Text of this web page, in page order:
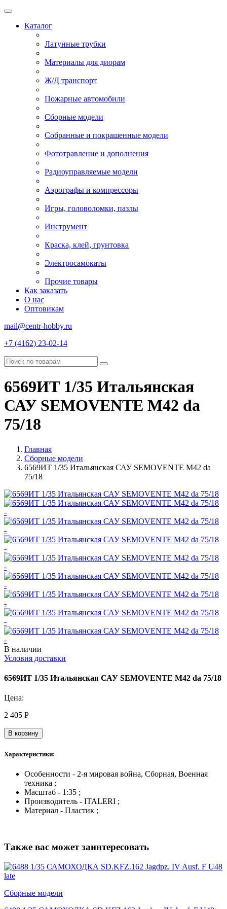
Каталог
Латунные трубки
Материалы для диорам
Ж/Д транспорт
Пожарные автомобили
Сборные модели
Собранные и покрашенные модели
Фототравление и дополнения
Радиоуправляемые модели
Аэрографы и компрессоры
Игры, головоломки, пазлы
Инструмент
Краска, клей, грунтовка
Электросамокаты
Прочие товары
Как заказать
О нас
Оптовикам
mail@centr-hobby.ru
+7 (4162) 23-02-14
6569ИТ 1/35 Итальянская
САУ SEMOVENTE M42 da
75/18
Главная
Сборные модели
6569ИТ 1/35 Итальянская САУ SEMOVENTE M42 da
75/18
В наличии
Условия доставки
6569ИТ 1/35 Итальянская САУ SEMOVENTE M42 da 75/18
Цена:
2 405 Р
В корзину
Характеристики:
Особенности - 2-я мировая война, Сборная, Военная
техника ;
Масштаб - 1:35 ;
Производитель - ITALERI ;
Материал - Пластик ;
Также вас может заинтересовать
Сборные модели